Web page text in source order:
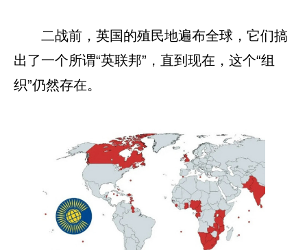
二战前，英国的殖民地遍布全球，它们搞
出了一个所谓“英联邦”，直到现在，这个“组
织”仍然存在。